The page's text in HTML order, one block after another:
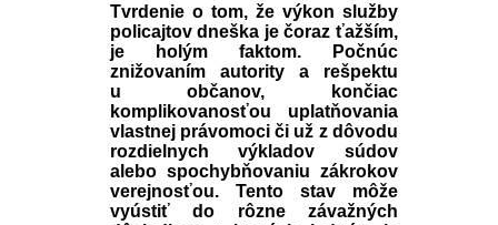
Tvrdenie o tom, že výkon služby
policajtov dneška je čoraz ťažším,
je holým faktom. Počnúc
znižovaním autority a rešpektu
u občanov, končiac
komplikovanosťou uplatňovania
vlastnej právomoci či už z dôvodu
rozdielnych výkladov súdov
alebo spochybňovaniu zákrokov
verejnosťou. Tento stav môže
vyústiť do rôzne závažných